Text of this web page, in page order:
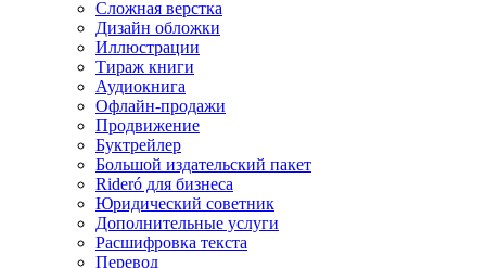
Сложная верстка
Дизайн обложки
Иллюстрации
Тираж книги
Аудиокнига
Офлайн-продажи
Продвижение
Буктрейлер
Большой издательский пакет
Rideró для бизнеса
Юридический советник
Дополнительные услуги
Расшифровка текста
Перевод